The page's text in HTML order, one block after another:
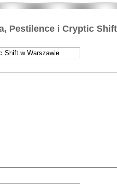
Pestilence i Cryptic